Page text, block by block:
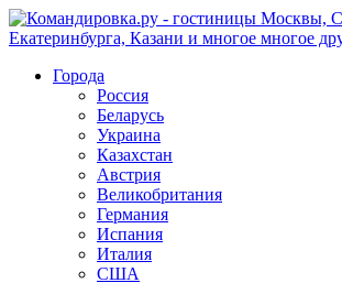
Города
Россия
Беларусь
Украина
Казахстан
Австрия
Великобритания
Германия
Испания
Италия
США